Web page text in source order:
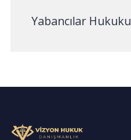
Yabancılar Hukuku